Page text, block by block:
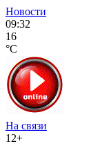
Новости
09:32
16
°C
На связи
12+